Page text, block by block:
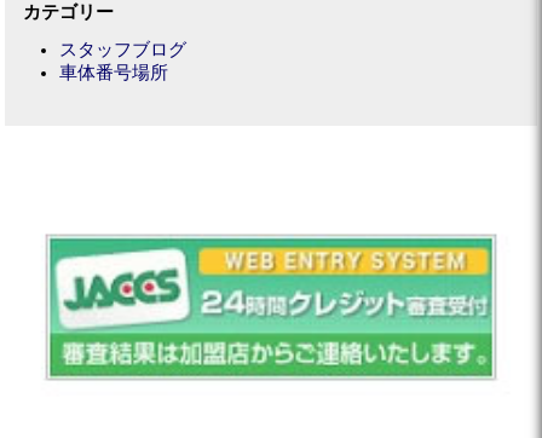
カテゴリー
スタッフブログ
車体番号場所